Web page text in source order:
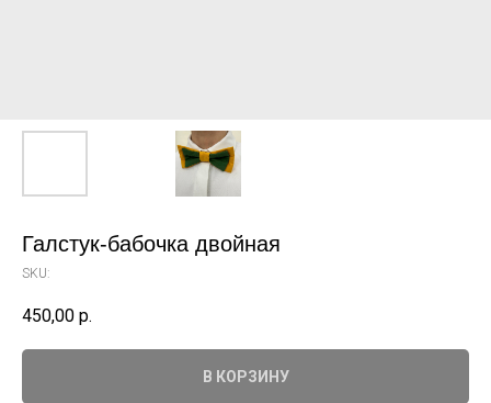
Галстук-бабочка двойная
SKU:
450,00 р.
В КОРЗИНУ